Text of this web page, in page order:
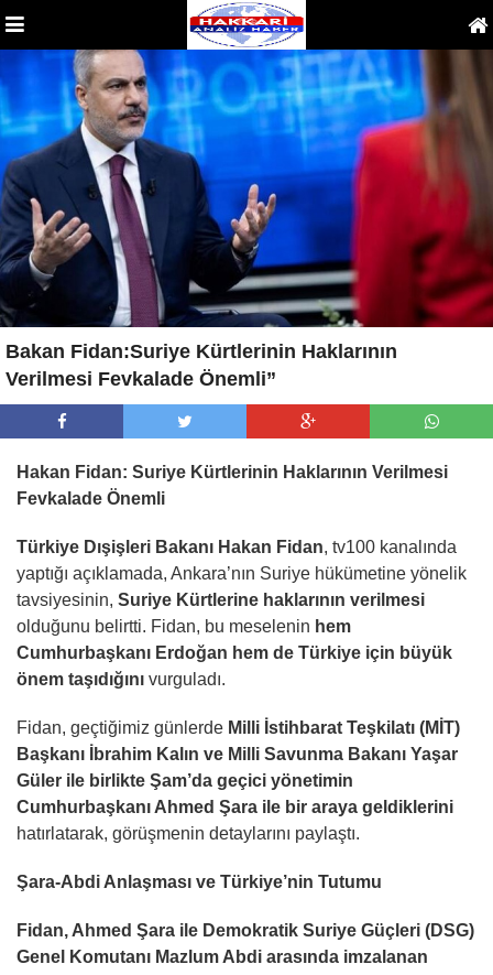
Bakan Fidan:Suriye Kürtlerinin Haklarının
Verilmesi Fevkalade Önemli”
Hakan Fidan: Suriye Kürtlerinin Haklarının Verilmesi
Fevkalade Önemli
Türkiye Dışişleri Bakanı Hakan Fidan, tv100 kanalında
yaptığı açıklamada, Ankara’nın Suriye hükümetine yönelik
tavsiyesinin, Suriye Kürtlerine haklarının verilmesi
olduğunu belirtti. Fidan, bu meselenin hem
Cumhurbaşkanı Erdoğan hem de Türkiye için büyük
önem taşıdığını vurguladı.
Fidan, geçtiğimiz günlerde Milli İstihbarat Teşkilatı (MİT)
Başkanı İbrahim Kalın ve Milli Savunma Bakanı Yaşar
Güler ile birlikte Şam’da geçici yönetimin
Cumhurbaşkanı Ahmed Şara ile bir araya geldiklerini
hatırlatarak, görüşmenin detaylarını paylaştı.
Şara-Abdi Anlaşması ve Türkiye’nin Tutumu
Fidan, Ahmed Şara ile Demokratik Suriye Güçleri (DSG)
Genel Komutanı Mazlum Abdi arasında imzalanan